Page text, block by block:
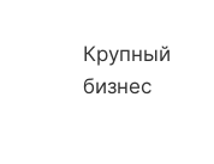
Крупный
бизнес